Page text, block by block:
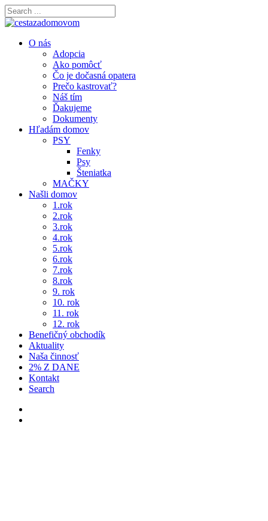
O nás
Adopcia
Ako pomôcť
Čo je dočasná opatera
Prečo kastrovať?
Náš tím
Ďakujeme
Dokumenty
Hľadám domov
PSY
Fenky
Psy
Šteniatka
MAČKY
Našli domov
1.rok
2.rok
3.rok
4.rok
5.rok
6.rok
7.rok
8.rok
9. rok
10. rok
11. rok
12. rok
Benefičný obchodík
Aktuality
Naša činnosť
2% Z DANE
Kontakt
Search